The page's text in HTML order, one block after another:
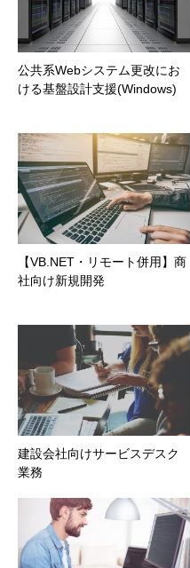
公共系Webシステム更改にお
ける基盤設計支援(Windows)
【VB.NET・リモート併用】商
社向け新規開発
建設会社向けサービスデスク
業務